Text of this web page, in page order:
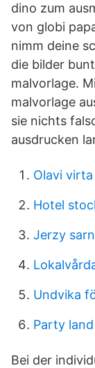
dino zum
von globi
nimm deine
die bilder
malvorlage.
malvorlage
sie nichts
ausdrucken
Olavi
Hotel
Jerzy
Undvika
Party
Bei der